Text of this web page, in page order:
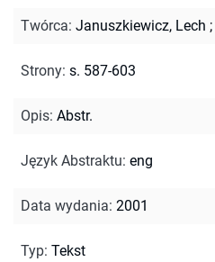
Twórca: Januszkiewicz, Lech ;
Strony: s. 587-603
Opis: Abstr.
Język Abstraktu: eng
Data wydania: 2001
Typ: Tekst